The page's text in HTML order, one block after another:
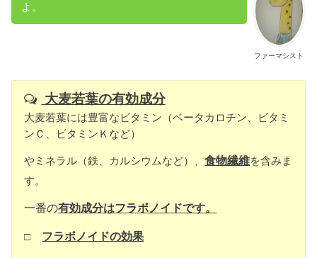
ファーマシスト
よ。
大麦若葉の有効成分
大麦若葉には豊富なビタミン（ベータカロチン、ビタミ
ンＣ、ビタミンＫなど）
やミネラル（鉄、カルシウムなど）、食物繊維を含みま
す。
一番の有効成分はフラボノイドです。
□ フラボノイドの効果